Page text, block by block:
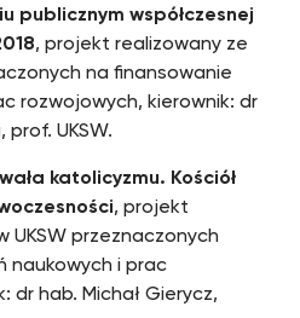
publicznym współczesnej
, projekt realizowany ze
na finansowanie
rozwojowych, kierownik: dr
prof. UKSW.
katolicyzmu. Kościół
, projekt
UKSW przeznaczonych
naukowych i prac
dr hab. Michał Gierycz,